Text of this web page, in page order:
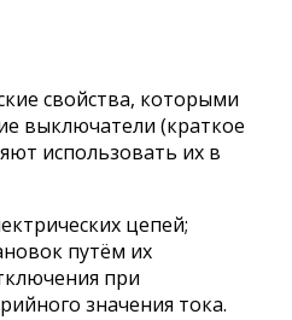
свойства, которыми
выключатели (краткое
использовать их в
цепей;
путём их
при
значения тока.